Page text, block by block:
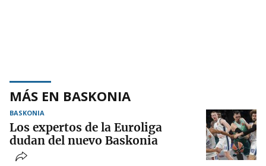
MÁS EN BASKONIA
BASKONIA
Los expertos de la Euroliga
dudan del nuevo Baskonia